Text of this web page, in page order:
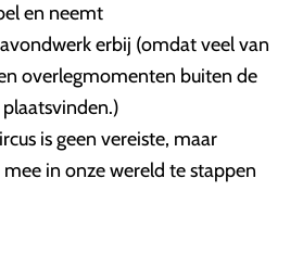
en neemt
erbij (omdat veel van
overlegmomenten buiten de
is geen vereiste, maar
in onze wereld te stappen